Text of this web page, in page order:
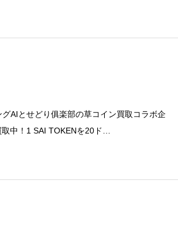
グAIとせどり俱楽部の草コイン買取コラボ企
中！1 SAI TOKENを20ド…